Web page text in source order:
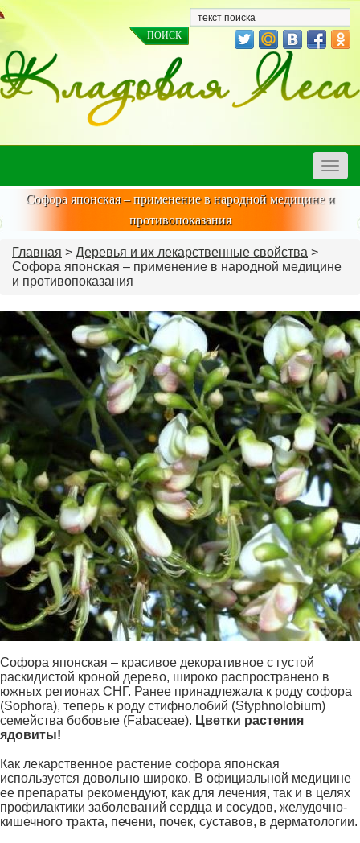
Toggle
Софора японская – применение в народной медицине и
противопоказания
Главная > Деревья и их лекарственные свойства >
Софора японская – применение в народной медицине
и противопоказания
Софора японская – красивое декоративное с густой
раскидистой кроной дерево, широко распространено в
южных регионах СНГ. Ранее принадлежала к роду софора
(Sophora), теперь к роду стифнолобий (Styphnolobium)
семейства бобовые (Fabaceae). Цветки растения
ядовиты!
Как лекарственное растение софора японская
используется довольно широко. В официальной медицине
ее препараты рекомендуют, как для лечения, так и в целях
профилактики заболеваний сердца и сосудов, желудочно-
кишечного тракта, печени, почек, суставов, в дерматологии.